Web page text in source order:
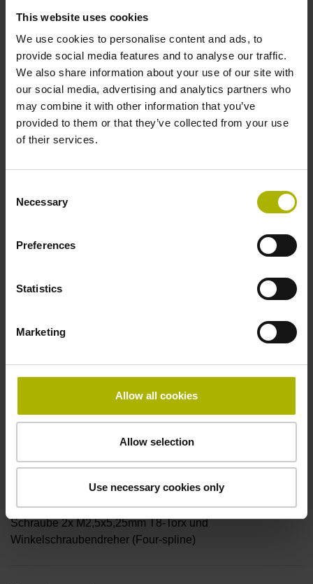
This website uses cookies
We use cookies to personalise content and ads, to
provide social media features and to analyse our traffic.
We also share information about your use of our site with
our social media, advertising and analytics partners who
may combine it with other information that you’ve
provided to them or that they’ve collected from your use
of their services.
Selection
Necessary
Preferences
Statistics
Marketing
Allow all cookies
Allow selection
Use necessary cookies only
Schutzart
IP30 (EN60529)
Arbeitstemperatur
-30/+115 °C
Stiftleiste abgewinkelt, 2-reihig, 15-polig
D730582
Anschlussrichtung
radial
Form Kappe
Schraube 2x M2,5x5,25mm T8-Torx und
Winkelschraubendreher (Four-spline)